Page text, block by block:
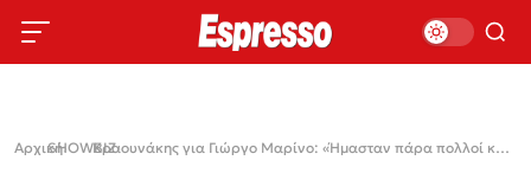
Αρχική›
SHOWBIZ› Κραουνάκης για Γιώργο Μαρίνο: «Ήμασταν πάρα πολλοί κολλητοί..μέσα μου αντηχούν τα γέλια μας»